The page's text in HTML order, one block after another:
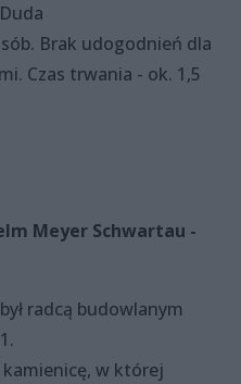
Brak udogodnień dla
Czas trwania - ok. 1,5
Meyer Schwartau -
radcą budowlanym
kamienicę, w której